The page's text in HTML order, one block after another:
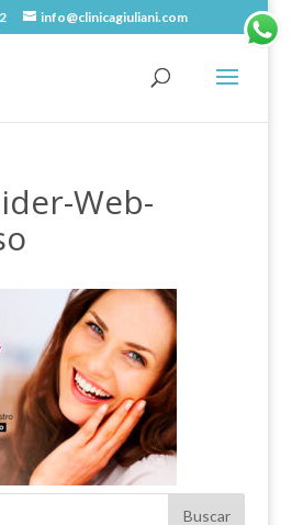
info@clinicagiuliani.com
Web-